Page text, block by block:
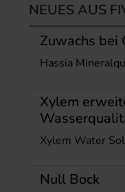
NEUES AUS
Zuwachs bei
Hassia
Xylem
Xylem Water
Null Bock